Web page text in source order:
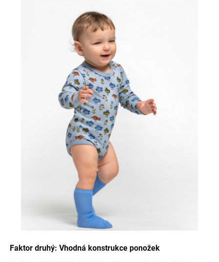
Faktor druhý: Vhodná konstrukce ponožek